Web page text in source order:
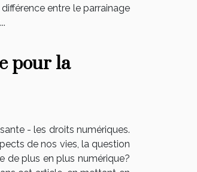
entre le parrainage
pour la
- les droits numériques.
de nos vies, la question
de plus en plus numérique?